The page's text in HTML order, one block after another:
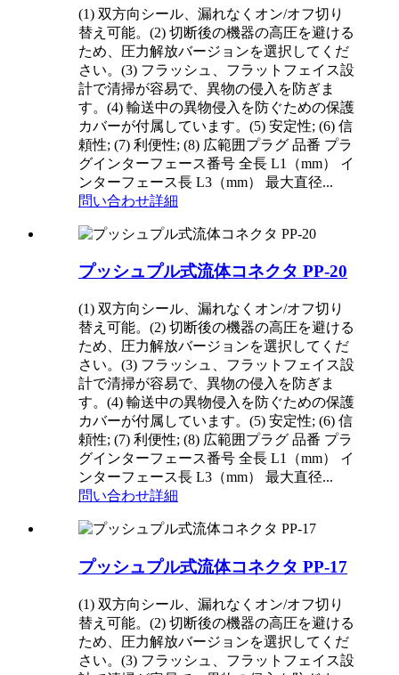
(1) 双方向シール、漏れなくオン/オフ切り
替え可能。(2) 切断後の機器の高圧を避ける
ため、圧力解放バージョンを選択してくだ
さい。(3) フラッシュ、フラットフェイス設
計で清掃が容易で、異物の侵入を防ぎま
す。(4) 輸送中の異物侵入を防ぐための保護
カバーが付属しています。(5) 安定性; (6) 信
頼性; (7) 利便性; (8) 広範囲プラグ 品番 プラ
グインターフェース番号 全長 L1（mm） イ
ンターフェース長 L3（mm） 最大直径...
問い合わせ詳細
プッシュプル式流体コネクタ PP-20
(1) 双方向シール、漏れなくオン/オフ切り
替え可能。(2) 切断後の機器の高圧を避ける
ため、圧力解放バージョンを選択してくだ
さい。(3) フラッシュ、フラットフェイス設
計で清掃が容易で、異物の侵入を防ぎま
す。(4) 輸送中の異物侵入を防ぐための保護
カバーが付属しています。(5) 安定性; (6) 信
頼性; (7) 利便性; (8) 広範囲プラグ 品番 プラ
グインターフェース番号 全長 L1（mm） イ
ンターフェース長 L3（mm） 最大直径...
問い合わせ詳細
プッシュプル式流体コネクタ PP-17
(1) 双方向シール、漏れなくオン/オフ切り
替え可能。(2) 切断後の機器の高圧を避ける
ため、圧力解放バージョンを選択してくだ
さい。(3) フラッシュ、フラットフェイス設